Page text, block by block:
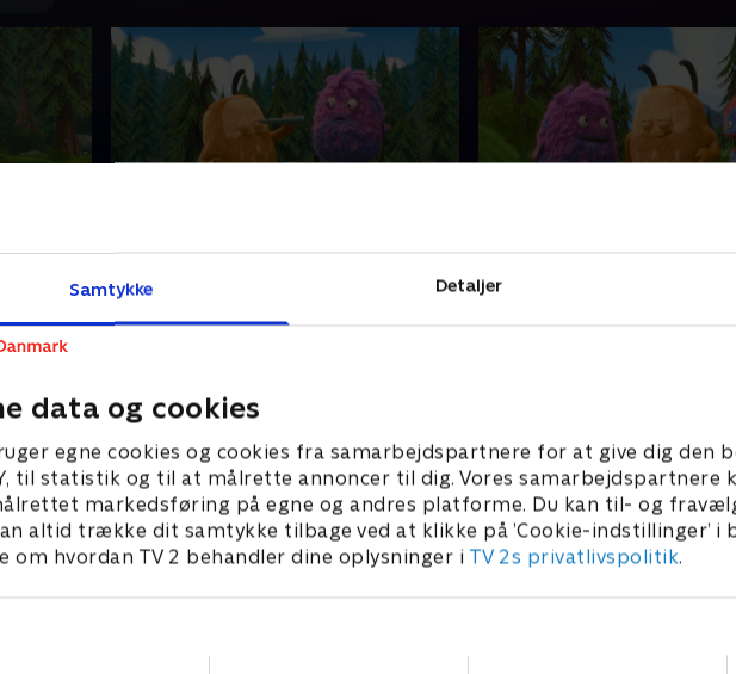
Samtykke Detaljer
data og cookies
egne cookies og cookies fra samarbejdspartnere for at give dig den
til statistik og til at målrette annoncer til dig. Vores samarbejdspartnere
markedsføring på egne og andres platforme. Du kan til- og
altid trække dit samtykke tilbage ved at klikke på ’Cookie-indstillinger’ i
om hvordan TV 2 behandler dine oplysninger i TV 2s privatlivspolitik.
vis
og
og
Fugleunger klækker ud i en rede i
skoven. Nu skal de lære at flyve, men
en af dem er langsom i optrækket, så
1. november 2022 • 4 min
Alle dyrene i skoven leger